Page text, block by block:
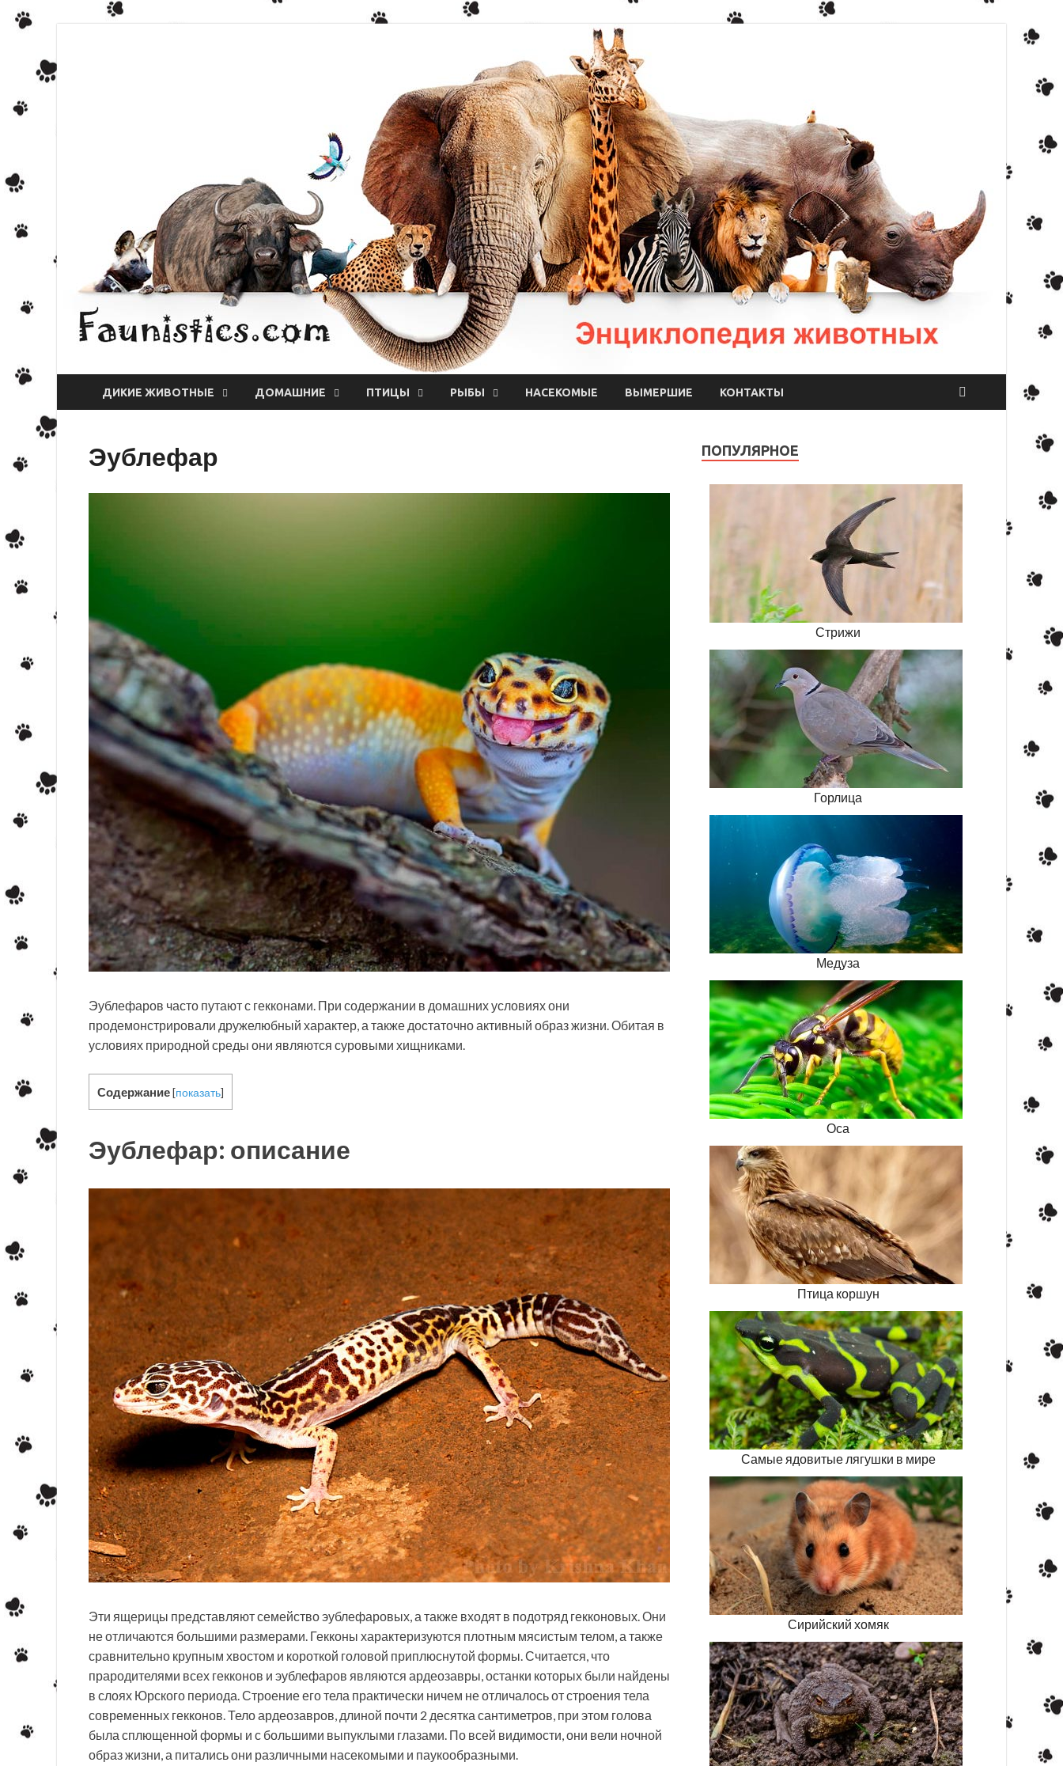
ДИКИЕ ЖИВОТНЫЕ ДОМАШНИЕ ПТИЦЫ РЫБЫ НАСЕКОМЫЕ ВЫМЕРШИЕ КОНТАКТЫ
Эублефар
Эублефаров часто путают с гекконами. При содержании в домашних условиях они
продемонстрировали дружелюбный характер, а также достаточно активный образ жизни. Обитая в
условиях природной среды они являются суровыми хищниками.
Содержание[показать]
Эублефар: описание
Эти ящерицы представляют семейство эублефаровых, а также входят в подотряд гекконовых. Они
не отличаются большими размерами. Гекконы характеризуются плотным мясистым телом, а также
сравнительно крупным хвостом и короткой головой приплюснутой формы. Считается, что
прародителями всех гекконов и эублефаров являются ардеозавры, останки которых были найдены
в слоях Юрского периода. Строение его тела практически ничем не отличалось от строения тела
современных гекконов. Тело ардеозавров, длиной почти 2 десятка сантиметров, при этом голова
была сплющенной формы и с большими выпуклыми глазами. По всей видимости, они вели ночной
образ жизни, а питались они различными насекомыми и паукообразными.
ПОПУЛЯРНОЕ
Стрижи
Горлица
Медуза
Оса
Птица коршун
Самые ядовитые лягушки в мире
Сирийский хомяк